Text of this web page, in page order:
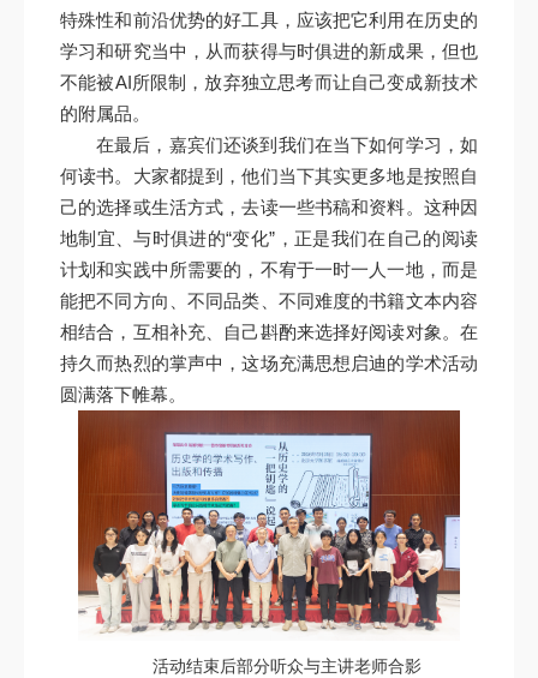
特殊性和前沿优势的好工具，应该把它利用在历史的
学习和研究当中，从而获得与时俱进的新成果，但也
不能被AI所限制，放弃独立思考而让自己变成新技术
的附属品。
在最后，嘉宾们还谈到我们在当下如何学习，如
何读书。大家都提到，他们当下其实更多地是按照自
己的选择或生活方式，去读一些书稿和资料。这种因
地制宜、与时俱进的“变化”，正是我们在自己的阅读
计划和实践中所需要的，不宥于一时一人一地，而是
能把不同方向、不同品类、不同难度的书籍文本内容
相结合，互相补充、自己斟酌来选择好阅读对象。在
持久而热烈的掌声中，这场充满思想启迪的学术活动
圆满落下帷幕。
活动结束后部分听众与主讲老师合影